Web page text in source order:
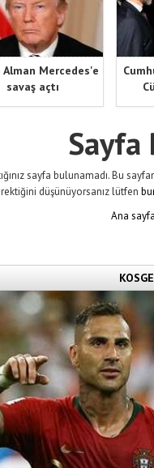
Alman Mercedes'e
savaş açtı
Sayfa
sayfa bulunamadı. Bu
düşünüyorsanız lütfen
Ana